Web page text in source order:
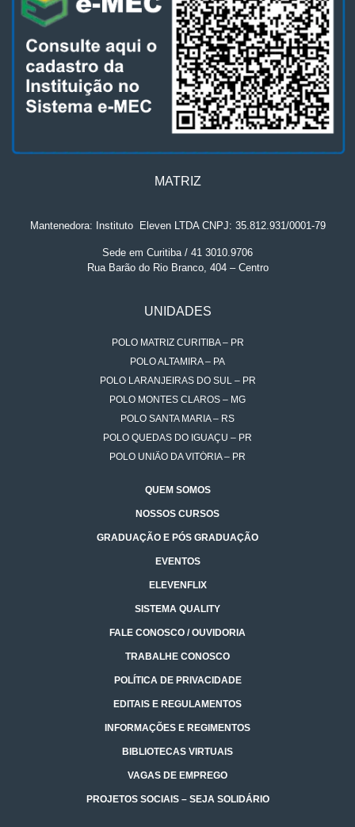
MATRIZ
Mantenedora: Instituto. Eleven LTDA CNPJ: 35.812.931/0001-79
Sede em Curitiba / 41 3010.9706
Rua Barão do Rio Branco, 404 – Centro
UNIDADES
POLO MATRIZ CURITIBA – PR
POLO ALTAMIRA – PA
POLO LARANJEIRAS DO SUL – PR
POLO MONTES CLAROS – MG
POLO SANTA MARIA – RS
POLO QUEDAS DO IGUAÇU – PR
POLO UNIÃO DA VITÓRIA – PR
QUEM SOMOS
NOSSOS CURSOS
GRADUAÇÃO E PÓS GRADUAÇÃO
EVENTOS
ELEVENFLIX
SISTEMA QUALITY
FALE CONOSCO / OUVIDORIA
TRABALHE CONOSCO
POLÍTICA DE PRIVACIDADE
EDITAIS E REGULAMENTOS
INFORMAÇÕES E REGIMENTOS
BIBLIOTECAS VIRTUAIS
VAGAS DE EMPREGO
PROJETOS SOCIAIS – SEJA SOLIDÁRIO